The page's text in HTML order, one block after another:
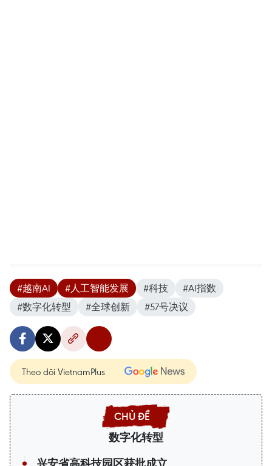
#越南AI #人工智能发展 #科技
#AI指数
#数字化转型
#全球创新 #57号决议
Theo dõi VietnamPlus
数字化转型